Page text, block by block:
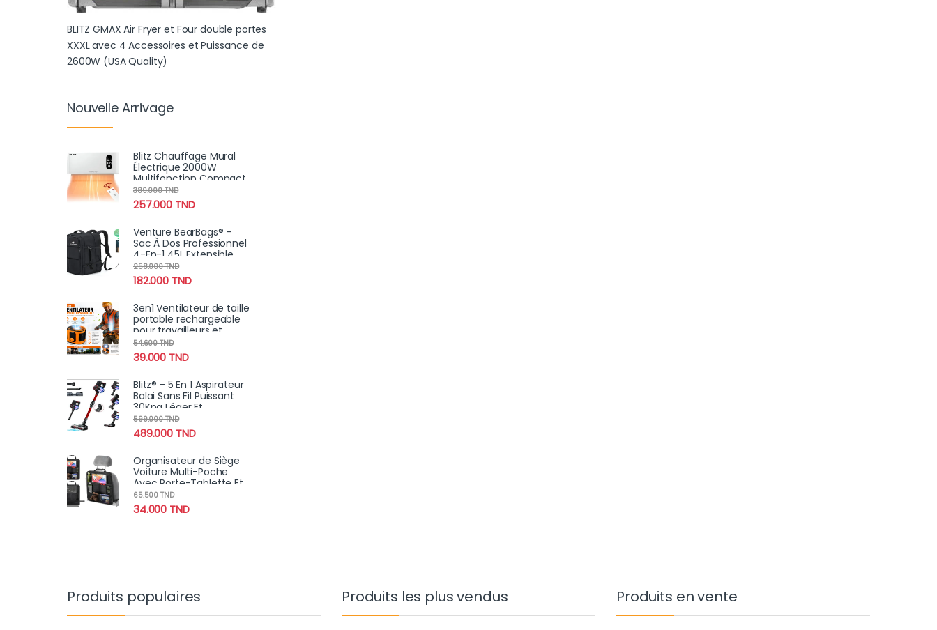
BLITZ GMAX Air Fryer et Four double portes
XXXL avec 4 Accessoires et Puissance de
2600W (USA Quality)
Nouvelle Arrivage
Blitz Chauffage Mural
Électrique 2000W
Multifonction Compact
et Étanche pour Salle de
Bain et Maison
257.000 TND
389.000TND
Venture BearBags® –
Sac À Dos Professionnel
4-En-1 45L Extensible
Étanche Avec
Chargement USB
182.000 TND
258.000TND
3en1 Ventilateur de taille
portable rechargeable
pour travailleurs et
sportifs
39.000 TND
54.600TND
Blitz® - 5 En 1 Aspirateur
Balai Sans Fil Puissant
30Kpa Léger Et
Silencieux Avec
Eclairage LED
489.000 TND
599.000TND
Organisateur de Siège
Voiture Multi-Poche
Avec Porte-Tablette Et
Espaces de Stockage
Multiples
34.000 TND
65.500TND
Produits populaires Produits les plus vendus Produits en vente